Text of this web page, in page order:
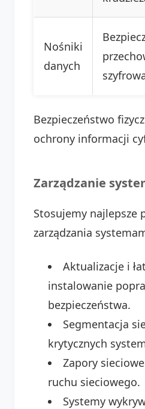
Nośniki
danych
Bezpieczeństwo
ochrony informacji
Zarządzanie
Stosujemy najlepsze
zarządzania
Aktualizacje i
instalowanie
bezpieczeństwa.
Segmentacja
krytycznych
Zapory
ruchu sieciowego.
Systemy